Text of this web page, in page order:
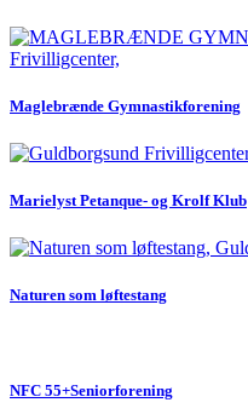
Maglebrænde Gymnastikforening
Marielyst Petanque- og Krolf Klub
Naturen som løftestang
NFC 55+Seniorforening